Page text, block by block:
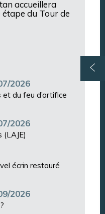
accueillera
du Tour de
2026
du feu d’artifice
2026
(LAJE)
écrin restauré
2026